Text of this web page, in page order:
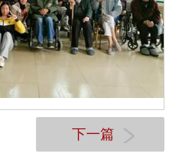
下一篇